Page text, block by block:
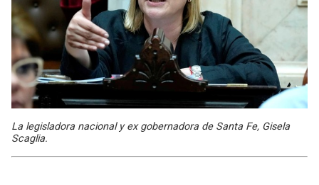
La legisladora nacional y ex gobernadora de Santa Fe, Gisela
Scaglia.